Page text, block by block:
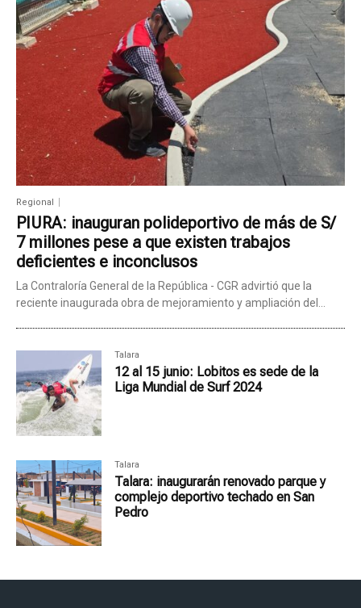
Regional
PIURA: inauguran polideportivo de más de S/
7 millones pese a que existen trabajos
deficientes e inconclusos
La Contraloría General de la República - CGR advirtió que la
reciente inaugurada obra de mejoramiento y ampliación del...
Talara
12 al 15 junio: Lobitos es sede de la
Liga Mundial de Surf 2024
Talara
Talara: inaugurarán renovado parque y
complejo deportivo techado en San
Pedro